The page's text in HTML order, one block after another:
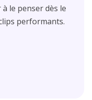
le penser dès le
performants.